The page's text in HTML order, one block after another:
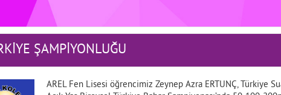
ŞAMPİYONLUĞU
AREL Fen Lisesi öğrencimiz Zeynep Azra ERTUNÇ, Türkiye